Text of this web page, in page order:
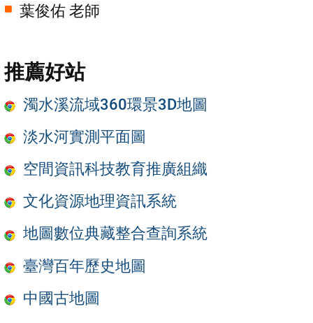
葉俊佑 老師
推薦好站
濁水溪流域360環景3D地圖
淡水河實測平面圖
空間資訊科技教育推廣組織
文化資源地理資訊系統
地圖數位典藏整合查詢系統
臺灣百年歷史地圖
中國古地圖